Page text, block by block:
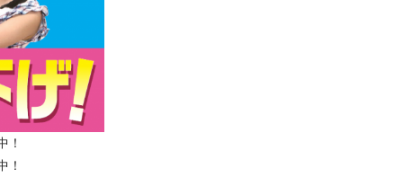
！
！